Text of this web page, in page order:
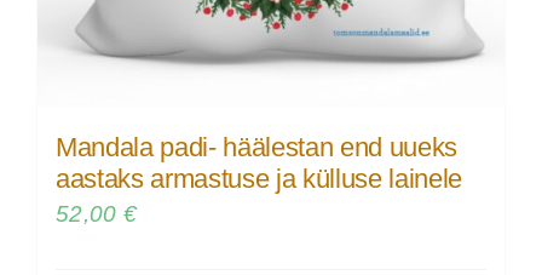
Mandala padi- häälestan end uueks
aastaks armastuse ja külluse lainele
52,00 €